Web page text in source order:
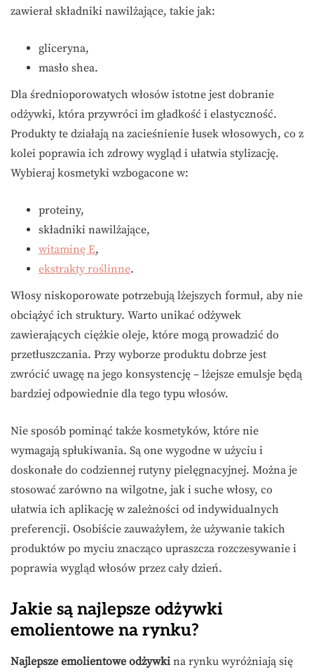
zawierał składniki nawilżające, takie jak:
gliceryna,
masło shea.
Dla średnioporowatych włosów istotne jest dobranie
odżywki, która przywróci im gładkość i elastyczność.
Produkty te działają na zacieśnienie łusek włosowych, co z
kolei poprawia ich zdrowy wygląd i ułatwia stylizację.
Wybieraj kosmetyki wzbogacone w:
proteiny,
składniki nawilżające,
witaminę E,
ekstrakty roślinne.
Włosy niskoporowate potrzebują lżejszych formuł, aby nie
obciążyć ich struktury. Warto unikać odżywek
zawierających ciężkie oleje, które mogą prowadzić do
przetłuszczania. Przy wyborze produktu dobrze jest
zwrócić uwagę na jego konsystencję – lżejsze emulsje będą
bardziej odpowiednie dla tego typu włosów.
Nie sposób pominąć także kosmetyków, które nie
wymagają spłukiwania. Są one wygodne w użyciu i
doskonałe do codziennej rutyny pielęgnacyjnej. Można je
stosować zarówno na wilgotne, jak i suche włosy, co
ułatwia ich aplikację w zależności od indywidualnych
preferencji. Osobiście zauważyłem, że używanie takich
produktów po myciu znacząco upraszcza rozczesywanie i
poprawia wygląd włosów przez cały dzień.
Jakie są najlepsze odżywki
emolientowe na rynku?
Najlepsze emolientowe odżywki na rynku wyróżniają się